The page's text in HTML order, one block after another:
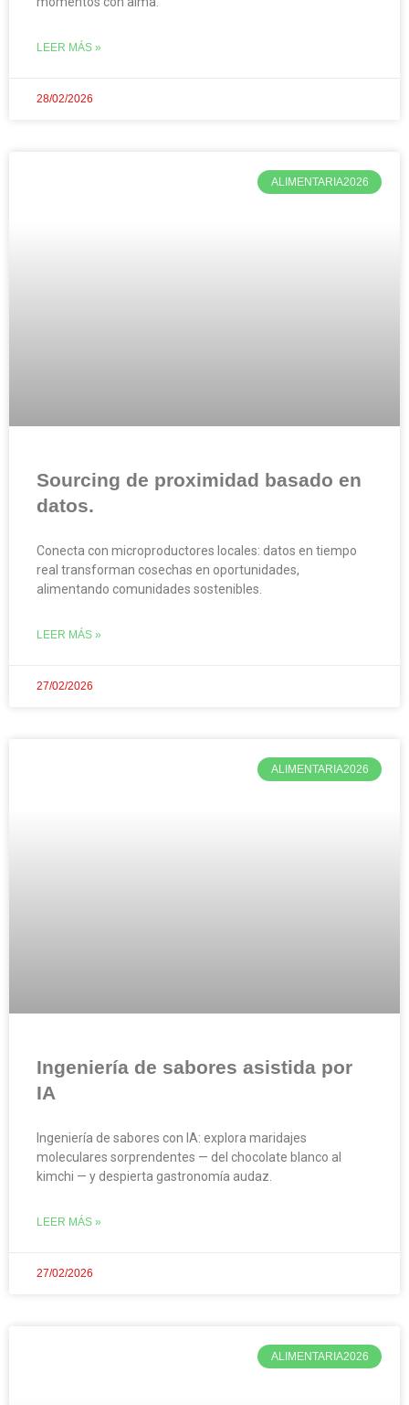
LEER MÁS »
28/02/2026
ALIMENTARIA2026
Sourcing de proximidad basado en
datos.
Conecta con microproductores locales: datos en tiempo
real transforman cosechas en oportunidades,
alimentando comunidades sostenibles.
LEER MÁS »
27/02/2026
ALIMENTARIA2026
Ingeniería de sabores asistida por
IA
Ingeniería de sabores con IA: explora maridajes
moleculares sorprendentes — del chocolate blanco al
kimchi — y despierta gastronomía audaz.
LEER MÁS »
27/02/2026
ALIMENTARIA2026